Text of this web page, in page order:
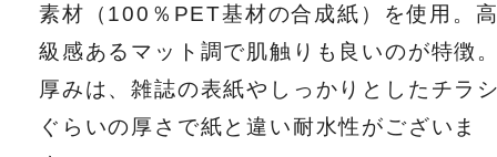
素材（100％PET基材の合成紙）を使用。
級感あるマット調で肌触りも良いのが特徴
厚みは、雑誌の表紙やしっかりとしたチラ
ぐらいの厚さで紙と違い耐水性がございま